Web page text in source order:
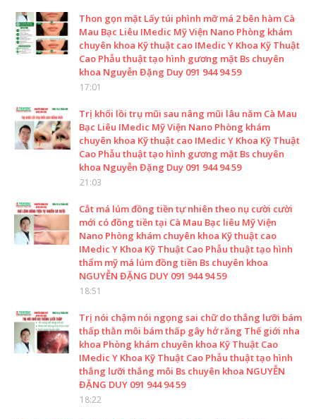
Thon gọn mặt Lấy túi phình mỡ má 2 bên hàm Cà
Mau Bạc Liêu IMedic Mỹ Viện Nano Phòng khám
chuyên khoa Kỹ thuật cao IMedic Y Khoa Kỹ Thuật
Cao Phẫu thuật tạo hình gương mặt Bs chuyên
khoa Nguyễn Đặng Duy 091 944 94 59
17:01
Trị khối lồi trụ mũi sau nâng mũi lâu năm Cà Mau
Bạc Liêu IMedic Mỹ Viện Nano Phòng khám
chuyên khoa Kỹ thuật cao IMedic Y Khoa Kỹ Thuật
Cao Phẫu thuật tạo hình gương mặt Bs chuyên
khoa Nguyễn Đặng Duy 091 944 94 59
21:03
Cắt má lúm đồng tiền tự nhiên theo nụ cười cười
mới có đồng tiền tại Cà Mau Bạc liêu Mỹ Viện
Nano Phòng khám chuyên khoa Kỹ thuật cao
IMedic Y Khoa Kỹ Thuật Cao Phẫu thuật tạo hình
thẩm mỹ má lúm đồng tiền Bs chuyên khoa
NGUYỄN ĐẶNG DUY 091 944 94 59
18:51
Trị nói chậm nói ngọng sai chữ do thắng lưỡi bám
thấp thằn môi bám thấp gây hở răng Thế giới nha
khoa Phòng khám chuyên khoa Kỹ Thuật Cao
IMedic Y Khoa Kỹ Thuật Cao Phẫu thuật tạo hình
thắng lưỡi thắng môi Bs chuyên khoa NGUYỄN
ĐẶNG DUY 091 944 94 59
18:22